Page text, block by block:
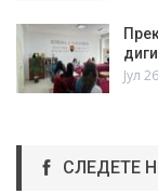
Јул
СЛЕДЕТЕ